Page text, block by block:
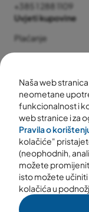
Naša web
neometane
funkcionalnost i
web stranice i za
Pravila o
kolačiće"
(neophodnih,
možete
isto možete
kolačića u
+385 1 288 1109
Uvjeti kupovine
Plaćanje
© 2025